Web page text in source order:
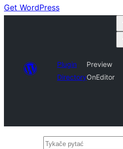
Get WordPress
Plugin
Directory
Preview
OnEditor
Tykače